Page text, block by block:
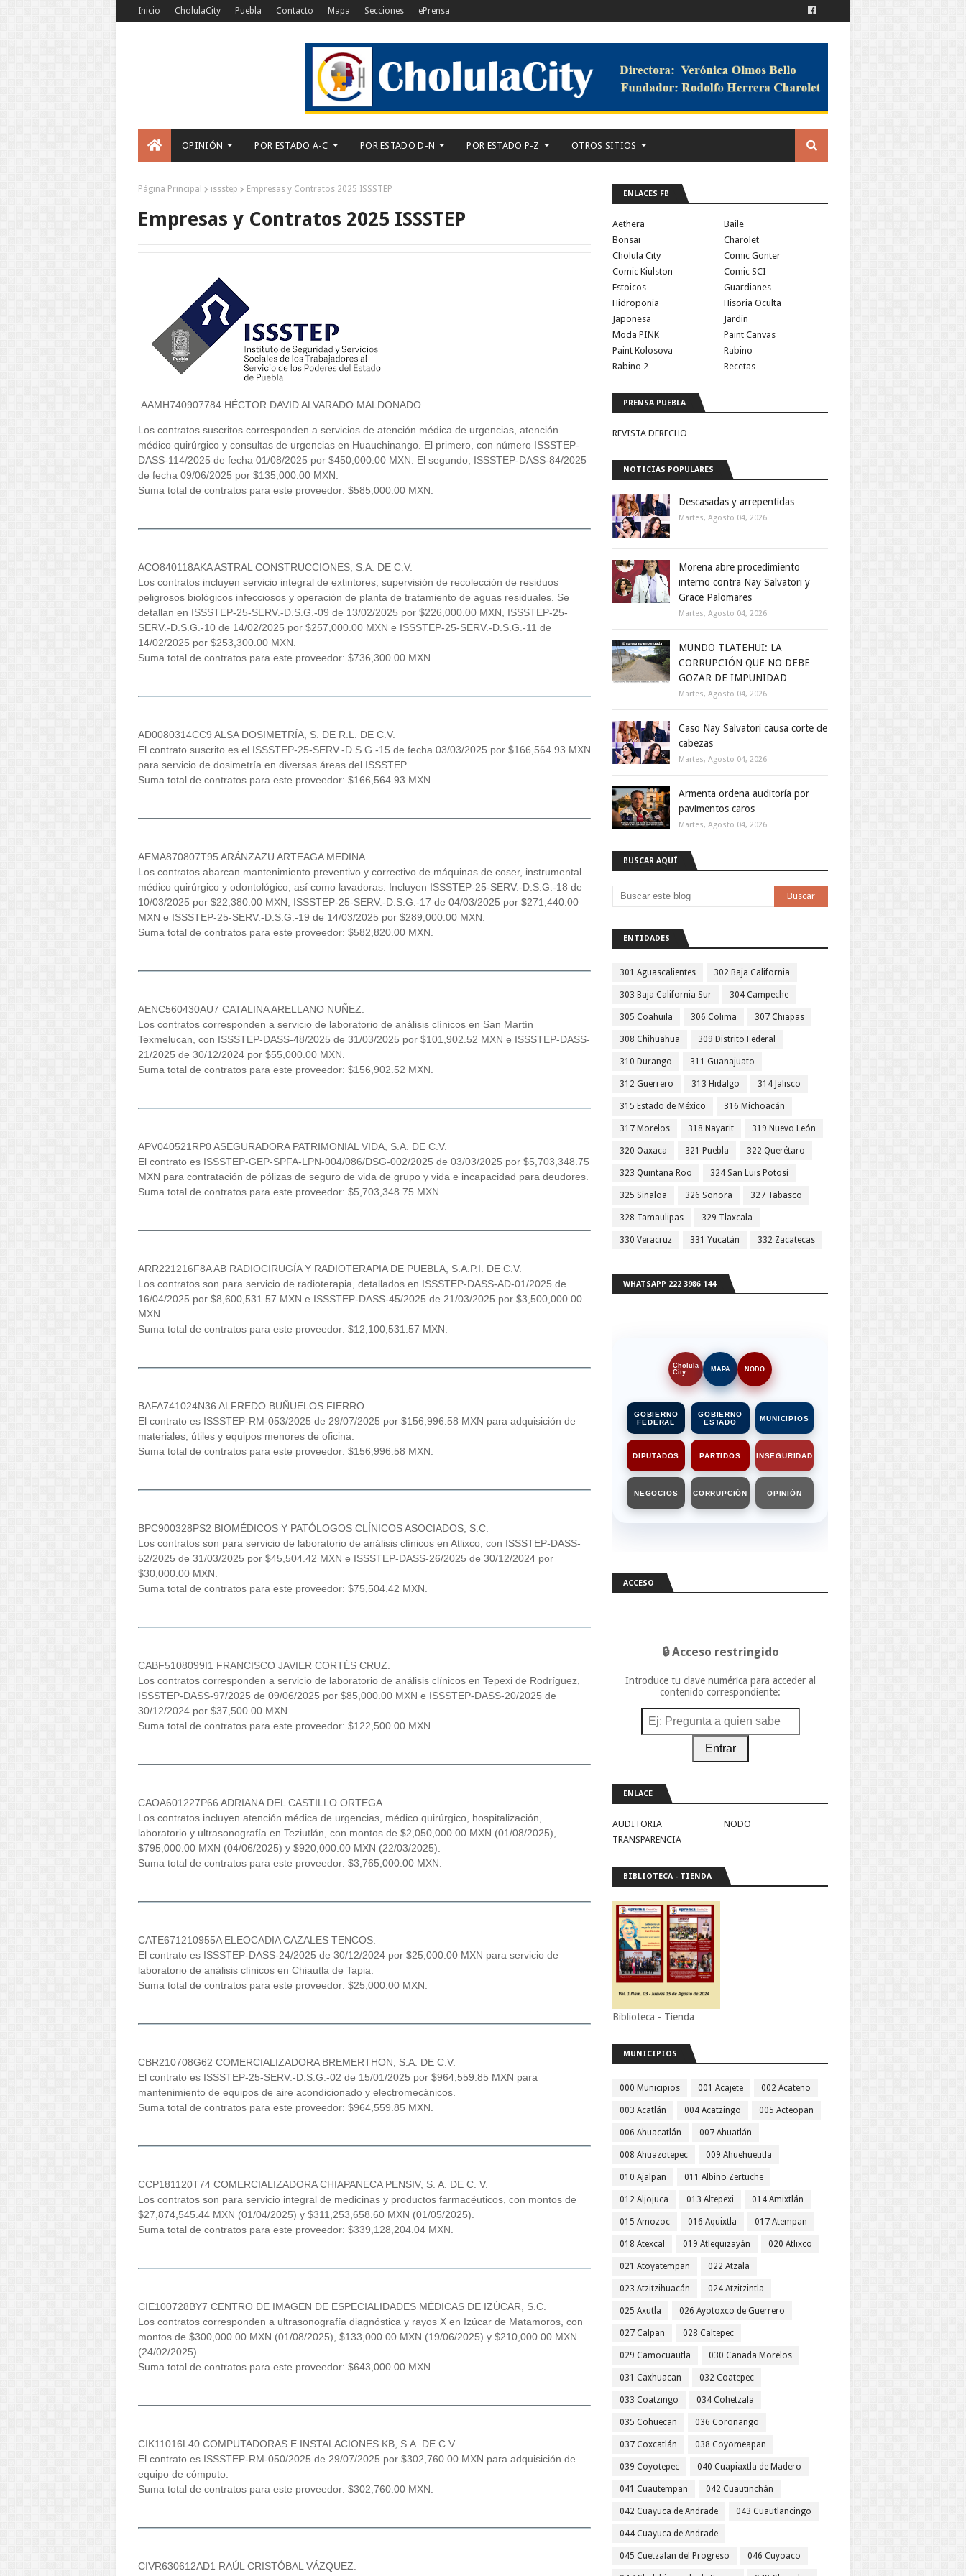
Inicio CholulaCity Puebla Contacto Mapa Secciones ePrensa
OPINIÓN POR ESTADO A-C POR ESTADO D-N POR ESTADO P-Z OTROS SITIOS
Página Principal issstep Empresas y Contratos 2025 ISSSTEP
Empresas y Contratos 2025 ISSSTEP
AAMH740907784 HÉCTOR DAVID ALVARADO MALDONADO.
Los contratos suscritos corresponden a servicios de atención médica de urgencias, atención
médico quirúrgico y consultas de urgencias en Huauchinango. El primero, con número ISSSTEP-
DASS-114/2025 de fecha 01/08/2025 por $450,000.00 MXN. El segundo, ISSSTEP-DASS-84/2025
de fecha 09/06/2025 por $135,000.00 MXN.
Suma total de contratos para este proveedor: $585,000.00 MXN.
ACO840118AKA ASTRAL CONSTRUCCIONES, S.A. DE C.V.
Los contratos incluyen servicio integral de extintores, supervisión de recolección de residuos
peligrosos biológicos infecciosos y operación de planta de tratamiento de aguas residuales. Se
detallan en ISSSTEP-25-SERV.-D.S.G.-09 de 13/02/2025 por $226,000.00 MXN, ISSSTEP-25-
SERV.-D.S.G.-10 de 14/02/2025 por $257,000.00 MXN e ISSSTEP-25-SERV.-D.S.G.-11 de
14/02/2025 por $253,300.00 MXN.
Suma total de contratos para este proveedor: $736,300.00 MXN.
AD0080314CC9 ALSA DOSIMETRÍA, S. DE R.L. DE C.V.
El contrato suscrito es el ISSSTEP-25-SERV.-D.S.G.-15 de fecha 03/03/2025 por $166,564.93 MXN
para servicio de dosimetría en diversas áreas del ISSSTEP.
Suma total de contratos para este proveedor: $166,564.93 MXN.
AEMA870807T95 ARÁNZAZU ARTEAGA MEDINA.
Los contratos abarcan mantenimiento preventivo y correctivo de máquinas de coser, instrumental
médico quirúrgico y odontológico, así como lavadoras. Incluyen ISSSTEP-25-SERV.-D.S.G.-18 de
10/03/2025 por $22,380.00 MXN, ISSSTEP-25-SERV.-D.S.G.-17 de 04/03/2025 por $271,440.00
MXN e ISSSTEP-25-SERV.-D.S.G.-19 de 14/03/2025 por $289,000.00 MXN.
Suma total de contratos para este proveedor: $582,820.00 MXN.
AENC560430AU7 CATALINA ARELLANO NUÑEZ.
Los contratos corresponden a servicio de laboratorio de análisis clínicos en San Martín
Texmelucan, con ISSSTEP-DASS-48/2025 de 31/03/2025 por $101,902.52 MXN e ISSSTEP-DASS-
21/2025 de 30/12/2024 por $55,000.00 MXN.
Suma total de contratos para este proveedor: $156,902.52 MXN.
APV040521RP0 ASEGURADORA PATRIMONIAL VIDA, S.A. DE C.V.
El contrato es ISSSTEP-GEP-SPFA-LPN-004/086/DSG-002/2025 de 03/03/2025 por $5,703,348.75
MXN para contratación de pólizas de seguro de vida de grupo y vida e incapacidad para deudores.
Suma total de contratos para este proveedor: $5,703,348.75 MXN.
ARR221216F8A AB RADIOCIRUGÍA Y RADIOTERAPIA DE PUEBLA, S.A.P.I. DE C.V.
Los contratos son para servicio de radioterapia, detallados en ISSSTEP-DASS-AD-01/2025 de
16/04/2025 por $8,600,531.57 MXN e ISSSTEP-DASS-45/2025 de 21/03/2025 por $3,500,000.00
MXN.
Suma total de contratos para este proveedor: $12,100,531.57 MXN.
BAFA741024N36 ALFREDO BUÑUELOS FIERRO.
El contrato es ISSSTEP-RM-053/2025 de 29/07/2025 por $156,996.58 MXN para adquisición de
materiales, útiles y equipos menores de oficina.
Suma total de contratos para este proveedor: $156,996.58 MXN.
BPC900328PS2 BIOMÉDICOS Y PATÓLOGOS CLÍNICOS ASOCIADOS, S.C.
Los contratos son para servicio de laboratorio de análisis clínicos en Atlixco, con ISSSTEP-DASS-
52/2025 de 31/03/2025 por $45,504.42 MXN e ISSSTEP-DASS-26/2025 de 30/12/2024 por
$30,000.00 MXN.
Suma total de contratos para este proveedor: $75,504.42 MXN.
CABF5108099I1 FRANCISCO JAVIER CORTÉS CRUZ.
Los contratos corresponden a servicio de laboratorio de análisis clínicos en Tepexi de Rodríguez,
ISSSTEP-DASS-97/2025 de 09/06/2025 por $85,000.00 MXN e ISSSTEP-DASS-20/2025 de
30/12/2024 por $37,500.00 MXN.
Suma total de contratos para este proveedor: $122,500.00 MXN.
CAOA601227P66 ADRIANA DEL CASTILLO ORTEGA.
Los contratos incluyen atención médica de urgencias, médico quirúrgico, hospitalización,
laboratorio y ultrasonografía en Teziutlán, con montos de $2,050,000.00 MXN (01/08/2025),
$795,000.00 MXN (04/06/2025) y $920,000.00 MXN (22/03/2025).
Suma total de contratos para este proveedor: $3,765,000.00 MXN.
CATE671210955A ELEOCADIA CAZALES TENCOS.
El contrato es ISSSTEP-DASS-24/2025 de 30/12/2024 por $25,000.00 MXN para servicio de
laboratorio de análisis clínicos en Chiautla de Tapia.
Suma total de contratos para este proveedor: $25,000.00 MXN.
CBR210708G62 COMERCIALIZADORA BREMERTHON, S.A. DE C.V.
El contrato es ISSSTEP-25-SERV.-D.S.G.-02 de 15/01/2025 por $964,559.85 MXN para
mantenimiento de equipos de aire acondicionado y electromecánicos.
Suma total de contratos para este proveedor: $964,559.85 MXN.
CCP181120T74 COMERCIALIZADORA CHIAPANECA PENSIV, S. A. DE C. V.
Los contratos son para servicio integral de medicinas y productos farmacéuticos, con montos de
$27,874,545.44 MXN (01/04/2025) y $311,253,658.60 MXN (01/05/2025).
Suma total de contratos para este proveedor: $339,128,204.04 MXN.
CIE100728BY7 CENTRO DE IMAGEN DE ESPECIALIDADES MÉDICAS DE IZÚCAR, S.C.
Los contratos corresponden a ultrasonografía diagnóstica y rayos X en Izúcar de Matamoros, con
montos de $300,000.00 MXN (01/08/2025), $133,000.00 MXN (19/06/2025) y $210,000.00 MXN
(24/02/2025).
Suma total de contratos para este proveedor: $643,000.00 MXN.
CIK11016L40 COMPUTADORAS E INSTALACIONES KB, S.A. DE C.V.
El contrato es ISSSTEP-RM-050/2025 de 29/07/2025 por $302,760.00 MXN para adquisición de
equipo de cómputo.
Suma total de contratos para este proveedor: $302,760.00 MXN.
CIVR630612AD1 RAÚL CRISTÓBAL VÁZQUEZ.
ENLACES FB
Aethera
Baile
Bonsai
Charolet
Cholula City
Comic Gonter
Comic Kiulston
Comic SCI
Estoicos
Guardianes
Hidroponia
Hisoria Oculta
Japonesa
Jardin
Moda PINK
Paint Canvas
Paint Kolosova
Rabino
Rabino 2
Recetas
PRENSA PUEBLA
REVISTA DERECHO
NOTICIAS POPULARES
Descasadas y arrepentidas
Martes, Agosto 04, 2026
Morena abre procedimiento
interno contra Nay Salvatori y
Grace Palomares
Martes, Agosto 04, 2026
MUNDO TLATEHUI: LA
CORRUPCIÓN QUE NO DEBE
GOZAR DE IMPUNIDAD
Martes, Agosto 04, 2026
Caso Nay Salvatori causa corte de
cabezas
Martes, Agosto 04, 2026
Armenta ordena auditoría por
pavimentos caros
Martes, Agosto 04, 2026
BUSCAR AQUÍ
ENTIDADES
301 Aguascalientes 302 Baja California
303 Baja California Sur 304 Campeche
305 Coahuila 306 Colima 307 Chiapas
308 Chihuahua 309 Distrito Federal
310 Durango 311 Guanajuato
312 Guerrero 313 Hidalgo 314 Jalisco
315 Estado de México 316 Michoacán
317 Morelos 318 Nayarit 319 Nuevo León
320 Oaxaca 321 Puebla 322 Querétaro
323 Quintana Roo 324 San Luis Potosí
325 Sinaloa 326 Sonora 327 Tabasco
328 Tamaulipas 329 Tlaxcala
330 Veracruz 331 Yucatán 332 Zacatecas
WHATSAPP 222 3986 144
Cholula
City
MAPA NODO
GOBIERNO
FEDERAL
GOBIERNO
ESTADO
MUNICIPIOS
DIPUTADOS PARTIDOS INSEGURIDAD
NEGOCIOS CORRUPCIÓN OPINIÓN
ACCESO
🔒 Acceso restringido
Introduce tu clave numérica para acceder al
contenido correspondiente:
Entrar
ENLACE
AUDITORIA
NODO
TRANSPARENCIA
BIBLIOTECA - TIENDA
Biblioteca - Tienda
MUNICIPIOS
000 Municipios 001 Acajete 002 Acateno
003 Acatlán 004 Acatzingo 005 Acteopan
006 Ahuacatlán 007 Ahuatlán
008 Ahuazotepec 009 Ahuehuetitla
010 Ajalpan 011 Albino Zertuche
012 Aljojuca 013 Altepexi 014 Amixtlán
015 Amozoc 016 Aquixtla 017 Atempan
018 Atexcal 019 Atlequizayán 020 Atlixco
021 Atoyatempan 022 Atzala
023 Atzitzihuacán 024 Atzitzintla
025 Axutla 026 Ayotoxco de Guerrero
027 Calpan 028 Caltepec
029 Camocuautla 030 Cañada Morelos
031 Caxhuacan 032 Coatepec
033 Coatzingo 034 Cohetzala
035 Cohuecan 036 Coronango
037 Coxcatlán 038 Coyomeapan
039 Coyotepec 040 Cuapiaxtla de Madero
041 Cuautempan 042 Cuautinchán
042 Cuayuca de Andrade 043 Cuautlancingo
044 Cuayuca de Andrade
045 Cuetzalan del Progreso 046 Cuyoaco